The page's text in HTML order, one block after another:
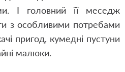
І головний її меседж
з особливими потребами
пригод, кумедні пустуни
малюки.